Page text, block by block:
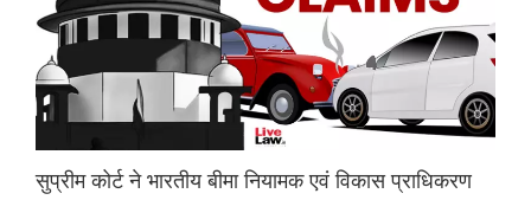
सुप्रीम कोर्ट ने भारतीय बीमा नियामक एवं विकास प्राधिकरण